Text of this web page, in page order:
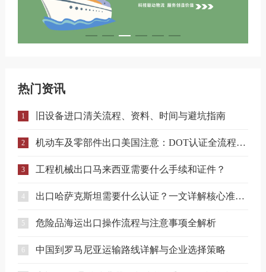
热门资讯
1 旧设备进口清关流程、资料、时间与避坑指南
2 机动车及零部件出口美国注意：DOT认证全流程与合规要点详解
3 工程机械出口马来西亚需要什么手续和证件？
4 出口哈萨克斯坦需要什么认证？一文详解核心准入要求
5 危险品海运出口操作流程与注意事项全解析
6 中国到罗马尼亚运输路线详解与企业选择策略